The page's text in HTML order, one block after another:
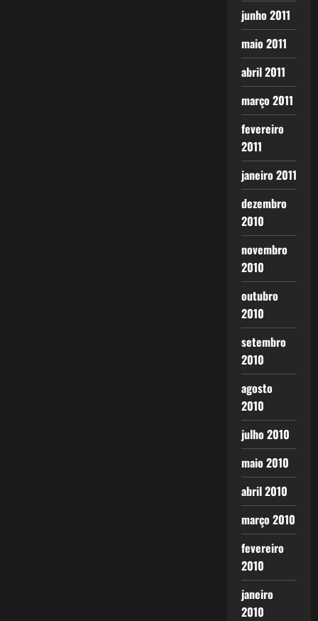
junho 2011
maio 2011
abril 2011
março 2011
fevereiro
2011
janeiro 2011
dezembro
2010
novembro
2010
outubro
2010
setembro
2010
agosto
2010
julho 2010
maio 2010
abril 2010
março 2010
fevereiro
2010
janeiro
2010